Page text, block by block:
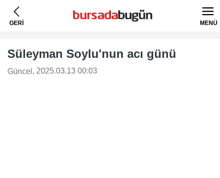
GERİ MENÜ
Süleyman Soylu'nun acı günü
Güncel , 2025.03.13 00:03